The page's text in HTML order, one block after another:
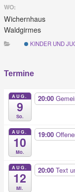
WO:
Wichernhaus
Waldgirmes
KINDER UND
Termine
AUG.
9
So.
20:00
AUG.
10
Mo.
19:00
AUG.
12
Mi.
20:00 Text